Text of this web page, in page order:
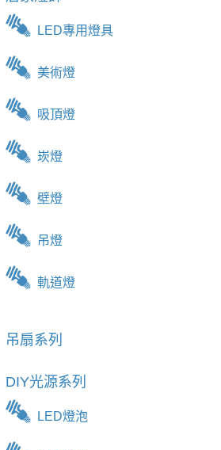
LED專用燈具
美術燈
吸頂燈
崁燈
壁燈
吊燈
軌道燈
吊扇系列
DIY光源系列
LED燈泡